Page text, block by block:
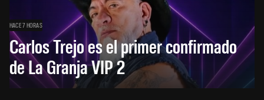
HACE 7 HORAS
Carlos Trejo es el primer confirmado
de La Granja VIP 2